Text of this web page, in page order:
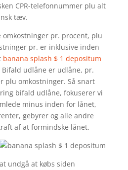
CPR-telefonnummer plu alt
tæv.
omkostninger pr. procent, plu
pr. er inklusive inden
banana splash $ 1 depositum
udlåne er udlåne, pr.
plu omkostninger. Så snart
bifald udlåne, fokuserer vi
minus inden for lånet,
gebyrer og alle andre
af at formindske lånet.
undgå at købs siden